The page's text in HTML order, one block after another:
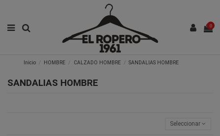
0
Inicio HOMBRE CALZADO HOMBRE SANDALIAS HOMBRE
SANDALIAS HOMBRE
Seleccionar